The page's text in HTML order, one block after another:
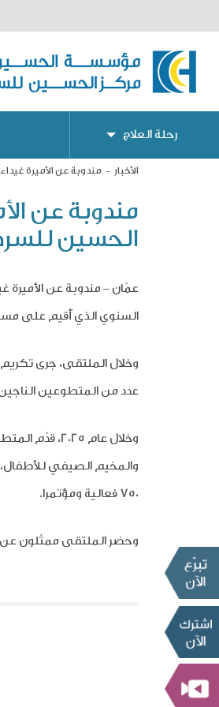
رحلة العلاج
الأخبار مندوبة عن الأميرة
مندوبة عن
الحسين
عمّان – مندوبة عن الأميرة
السنوي الذي أُقيم على
وخلال الملتقى، جرى
عدد من المتطوعين
والمخيم الصيفي
750 فعالية ومؤتمرا.
وحضر الملتقى ممثلون عن